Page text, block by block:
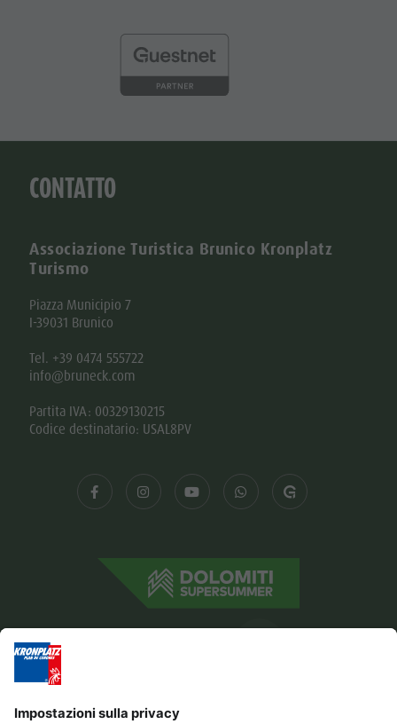
CONTATTO
Associazione Turistica Brunico Kronplatz
Turismo
Piazza Municipio 7
I-39031 Brunico
Tel. +39 0474 555722
info@bruneck.com
Partita IVA: 00329130215
Codice destinatario: USAL8PV